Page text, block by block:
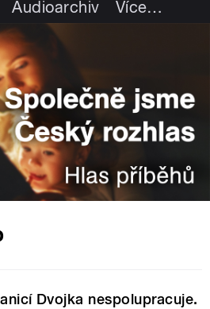
Audioarchiv Více…
Dvojka nespolupracuje.